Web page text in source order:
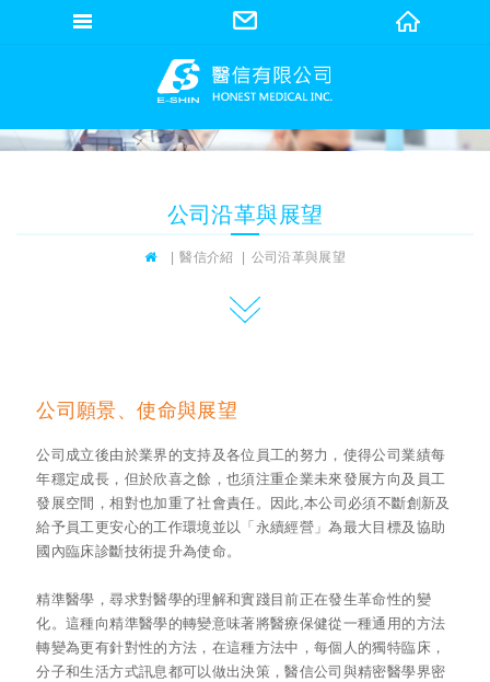
公司沿革與展望
醫信介紹 公司沿革與展望
公司願景、使命與展望
公司成立後由於業界的支持及各位員工的努力，使得公司業績每
年穩定成長，但於欣喜之餘，也須注重企業未來發展方向及員工
發展空間，相對也加重了社會責任。因此,本公司必須不斷創新及
給予員工更安心的工作環境並以「永續經營」為最大目標及協助
國內臨床診斷技術提升為使命。
精準醫學，尋求對醫學的理解和實踐目前正在發生革命性的變
化。這種向精準醫學的轉變意味著將醫療保健從一種通用的方法
轉變為更有針對性的方法，在這種方法中，每個人的獨特臨床，
分子和生活方式訊息都可以做出決策，醫信公司與精密醫學界密